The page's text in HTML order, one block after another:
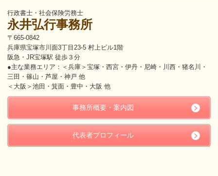
行政書士・社会保険労務士
永井弘行事務所
〒665-0842
兵庫県宝塚市川面3丁目23-5 村上ビル1階
阪急・JR宝塚駅 徒歩３分
●主な業務エリア：＜兵庫＞宝塚・西宮・伊丹・尼崎・川西・猪名川・
三田・篠山・芦屋・神戸 他
＜大阪＞池田・箕面・豊中・大阪 他
事務所概要・案内図
代表者プロフィール